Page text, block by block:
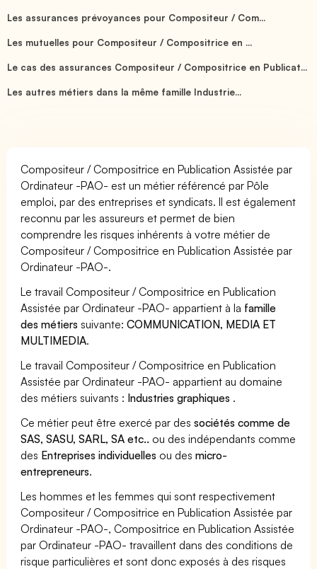
Les assurances prévoyances pour Compositeur / Com...
Les mutuelles pour Compositeur / Compositrice en ...
Le cas des assurances Compositeur / Compositrice en Publicat...
Les autres métiers dans la même famille Industrie...
Compositeur / Compositrice en Publication Assistée par
Ordinateur -PAO- est un métier référencé par Pôle
emploi, par des entreprises et syndicats. Il est également
reconnu par les assureurs et permet de bien
comprendre les risques inhérents à votre métier de
Compositeur / Compositrice en Publication Assistée par
Ordinateur -PAO-.
Le travail Compositeur / Compositrice en Publication
Assistée par Ordinateur -PAO- appartient à la famille
des métiers suivante:COMMUNICATION, MEDIA ET
MULTIMEDIA.
Le travail Compositeur / Compositrice en Publication
Assistée par Ordinateur -PAO- appartient au domaine
des métiers suivants : Industries graphiques .
Ce métier peut être exercé par dessociétés comme de
SAS, SASU, SARL, SA etc.. ou des indépendants comme
des Entreprises individuelles ou desmicro-
entrepreneurs.
Les hommes et les femmes qui sont respectivement
Compositeur / Compositrice en Publication Assistée par
Ordinateur -PAO-, Compositrice en Publication Assistée
par Ordinateur -PAO- travaillent dans des conditions de
risque particulières et sont donc exposés à des risques